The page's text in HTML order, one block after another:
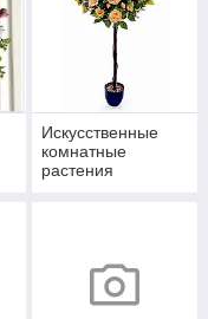
Искусственные
комнатные
растения